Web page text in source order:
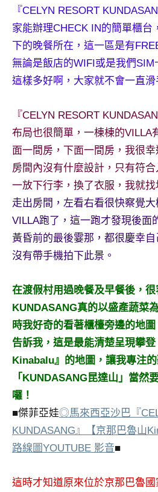
表
會
及
活
動
主
學
企
業
講
座、
落
客
及
旅
雜
誌
專
欄、
觀
光
作
達
人
對
『CELYN RESORT
家能辦理CHECK IN的簡單櫃台
下的晚餐所在，這一區是有
無論是飯店的WIFI或是我們SIM
這樣多好啊，大家就不會一直滑
『CELYN RESORT
布局也很簡單，一棟棟的VILLA
面一間房，下面一間房，我很幸
房間內沒有什麼設計，只有符
一放下行李，換了衣服，我就找
走出房間，左看右看很快察覺
VILLA跑了，這一跑才發現後面
黃昏前的最後霎那，都很慶幸
沒有帶手機拍下此景。
在渡假村用過晚餐及早餐後，
KUNDASANG真的以盛產蔬菜
時我好奇的看著櫃檯旁邊的地
告訴我，這是最能清楚呈現攀
Kinabalu』的地圖，讓我專注
「KUNDASANG昆達山」當然
囉！
■傑菲亞娃◎馬來西亞沙巴『
KUNDASANG』【京那巴魯山
路線圖YOUTUBE 影音■
這時才知道原來位於京那巴魯國